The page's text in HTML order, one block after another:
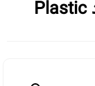
اسپری واکس و محافظ داشبورد Plastic